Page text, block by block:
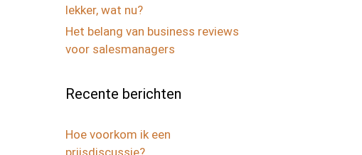
lekker, wat nu?
Het belang van business reviews
voor salesmanagers
Recente berichten
Hoe voorkom ik een
prijsdiscussie?